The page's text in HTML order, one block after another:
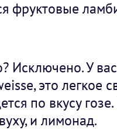
фруктовые
Исключено. У
это легкое
по вкусу
и лимонад.